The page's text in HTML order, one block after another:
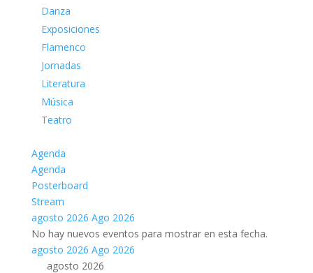
Danza
Exposiciones
Flamenco
Jornadas
Literatura
Música
Teatro
Agenda
Agenda
Posterboard
Stream
agosto 2026 Ago 2026
No hay nuevos eventos para mostrar en esta fecha.
agosto 2026 Ago 2026
agosto 2026